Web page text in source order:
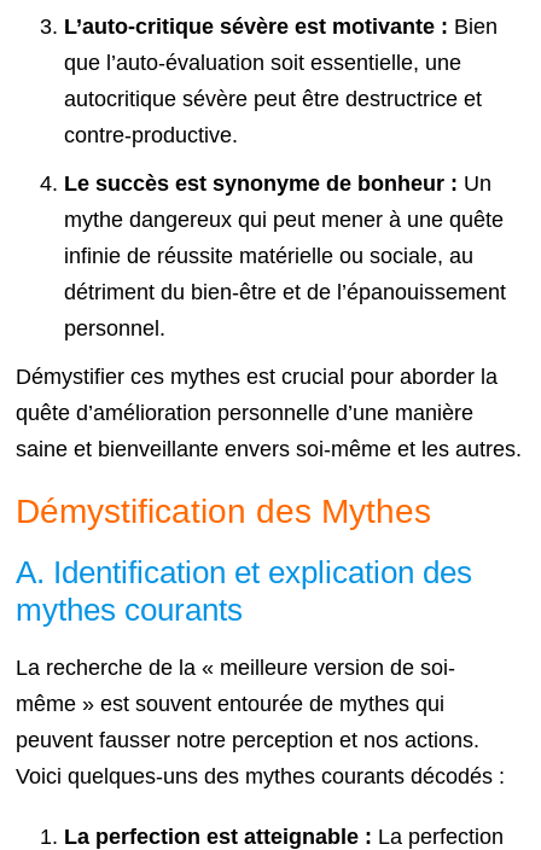
L’auto-critique sévère est motivante : Bien
que l’auto-évaluation soit essentielle, une
autocritique sévère peut être destructrice et
contre-productive.
Le succès est synonyme de bonheur : Un
mythe dangereux qui peut mener à une quête
infinie de réussite matérielle ou sociale, au
détriment du bien-être et de l’épanouissement
personnel.
Démystifier ces mythes est crucial pour aborder la
quête d’amélioration personnelle d’une manière
saine et bienveillante envers soi-même et les autres.
Démystification des Mythes
A. Identification et explication des
mythes courants
La recherche de la « meilleure version de soi-
même » est souvent entourée de mythes qui
peuvent fausser notre perception et nos actions.
Voici quelques-uns des mythes courants décodés :
La perfection est atteignable : La perfection